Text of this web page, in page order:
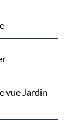
vue Jardin